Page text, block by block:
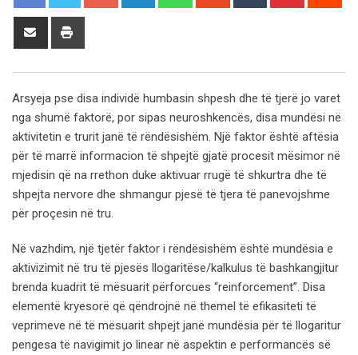
Share
Arsyeja pse disa individë humbasin shpesh dhe të tjerë jo varet
nga shumë faktorë, por sipas neuroshkencës, disa mundësi në
aktivitetin e trurit janë të rëndësishëm. Një faktor është aftësia
për të marrë informacion të shpejtë gjatë procesit mësimor në
mjedisin që na rrethon duke aktivuar rrugë të shkurtra dhe të
shpejta nervore dhe shmangur pjesë të tjera të panevojshme
për proçesin në tru.
Në vazhdim, një tjetër faktor i rëndësishëm është mundësia e
aktivizimit në tru të pjesës llogaritëse/kalkulus të bashkangjitur
brenda kuadrit të mësuarit përforcues “reinforcement”. Disa
elementë kryesorë që qëndrojnë në themel të efikasiteti të
veprimeve në të mësuarit shpejt janë mundësia për të llogaritur
pengesa të navigimit jo linear në aspektin e performancës së